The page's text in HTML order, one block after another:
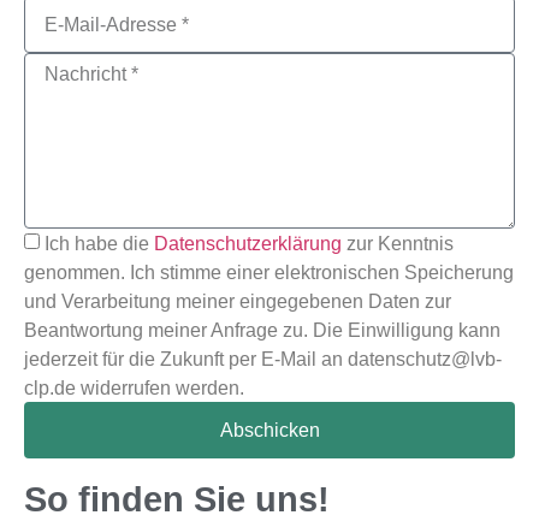
Ich habe die Datenschutzerklärung zur Kenntnis
genommen. Ich stimme einer elektronischen Speicherung
und Verarbeitung meiner eingegebenen Daten zur
Beantwortung meiner Anfrage zu. Die Einwilligung kann
jederzeit für die Zukunft per E-Mail an datenschutz@lvb-
clp.de widerrufen werden.
Abschicken
So finden Sie uns!